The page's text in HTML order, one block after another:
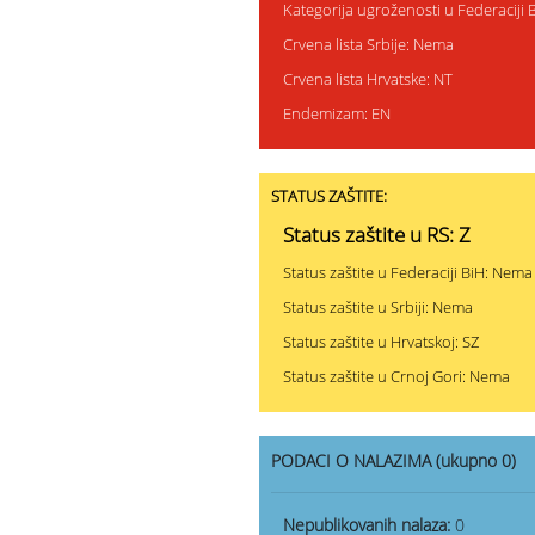
Kategorija ugroženosti u Federaciji
Crvena lista Srbije: Nema
Crvena lista Hrvatske: NT
Endemizam: EN
STATUS ZAŠTITE:
Status zaštite u RS: Z
Status zaštite u Federaciji BiH: Nema
Status zaštite u Srbiji: Nema
Status zaštite u Hrvatskoj: SZ
Status zaštite u Crnoj Gori: Nema
PODACI O NALAZIMA (ukupno 0)
Nepublikovanih nalaza: 0